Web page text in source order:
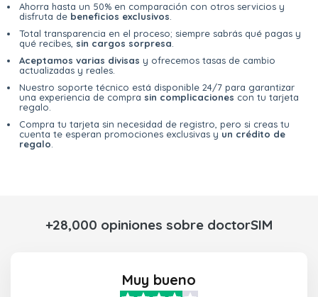
Ahorra hasta un 50% en comparación con otros servicios y
disfruta de beneficios exclusivos
Total transparencia en el proceso; siempre sabrás qué pagas y
qué recibes, sin cargos sorpresa
Aceptamos varias divisas y ofrecemos tasas de cambio
actualizadas y reales.
Nuestro soporte técnico está disponible 24/7 para garantizar
una experiencia de compra sin complicaciones con tu tarjeta
regalo.
Compra tu tarjeta sin necesidad de registro, pero si creas tu
cuenta te esperan promociones exclusivas y un crédito de
regalo
+28,000 opiniones sobre doctorSIM
Muy bueno